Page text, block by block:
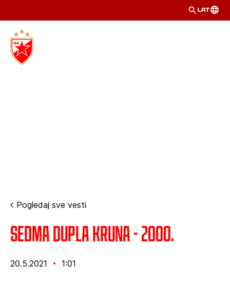
LAT
Pogledaj sve vesti
Sedma dupla kruna - 2000.
20.5.2021 1:01